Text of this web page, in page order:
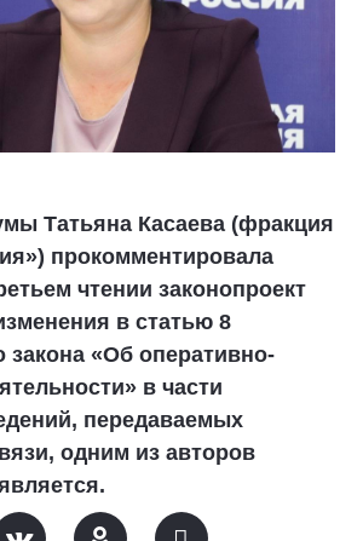
Татьяна Касаева (фракция
прокомментировала
чтении законопроект
в статью 8
закона «Об оперативно-
в части
передаваемых
одним из авторов